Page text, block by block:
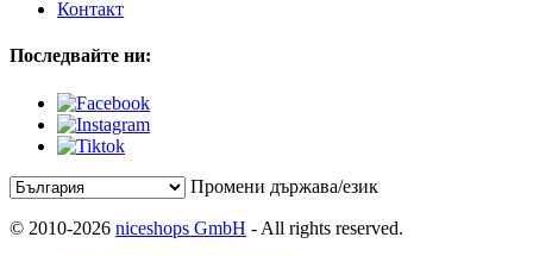
Контакт
Последвайте ни:
Промени държава/език
© 2010-2026 niceshops GmbH - All rights reserved.